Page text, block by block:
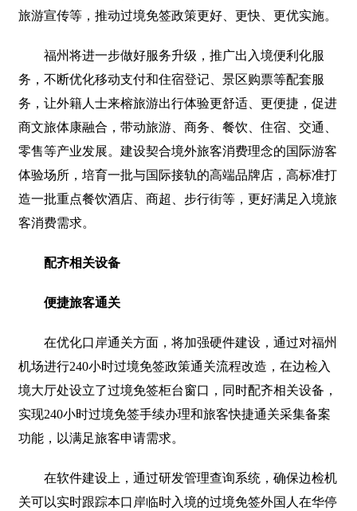
旅游宣传等，推动过境免签政策更好、更快、更优实施。
福州将进一步做好服务升级，推广出入境便利化服
务，不断优化移动支付和住宿登记、景区购票等配套服
务，让外籍人士来榕旅游出行体验更舒适、更便捷，促进
商文旅体康融合，带动旅游、商务、餐饮、住宿、交通、
零售等产业发展。建设契合境外旅客消费理念的国际游客
体验场所，培育一批与国际接轨的高端品牌店，高标准打
造一批重点餐饮酒店、商超、步行街等，更好满足入境旅
客消费需求。
配齐相关设备
便捷旅客通关
在优化口岸通关方面，将加强硬件建设，通过对福州
机场进行240小时过境免签政策通关流程改造，在边检入
境大厅处设立了过境免签柜台窗口，同时配齐相关设备，
实现240小时过境免签手续办理和旅客快捷通关采集备案
功能，以满足旅客申请需求。
在软件建设上，通过研发管理查询系统，确保边检机
关可以实时跟踪本口岸临时入境的过境免签外国人在华停